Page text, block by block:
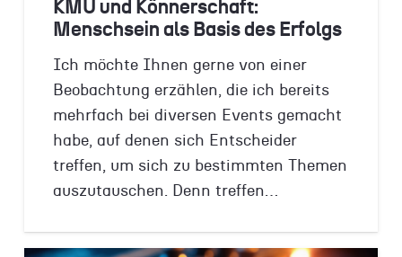
KMU und Könnerschaft:
Menschsein als Basis des Erfolgs
Ich möchte Ihnen gerne von einer
Beobachtung erzählen, die ich bereits
mehrfach bei diversen Events gemacht
habe, auf denen sich Entscheider
treffen, um sich zu bestimmten Themen
auszutauschen. Denn treffen…